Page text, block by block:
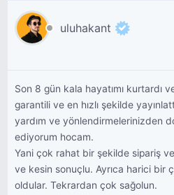
uluhakant
Son 8 gün kala hayatımı kurtardı
garantili ve en hızlı şekilde
yardım ve yönlendirmelerinizden
ediyorum hocam.
Yani çok rahat bir şekilde sipariş
ve kesin sonuçlu. Ayrıca harici bir
oldular. Tekrardan çok sağolun.